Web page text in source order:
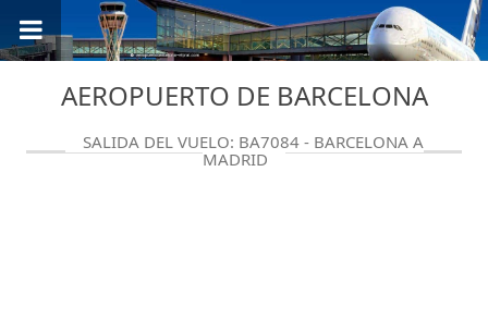
AEROPUERTO DE BARCELONA
SALIDA DEL VUELO: BA7084 - BARCELONA A
MADRID